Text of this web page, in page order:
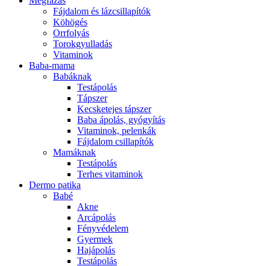
Fájdalom és lázcsillapítók
Köhögés
Orrfolyás
Torokgyulladás
Vitaminok
Baba-mama
Babáknak
Testápolás
Tápszer
Kecsketejes tápszer
Baba ápolás, gyógyítás
Vitaminok, pelenkák
Fájdalom csillapítók
Mamáknak
Testápolás
Terhes vitaminok
Dermo patika
Babé
Akne
Arcápolás
Fényvédelem
Gyermek
Hajápolás
Testápolás